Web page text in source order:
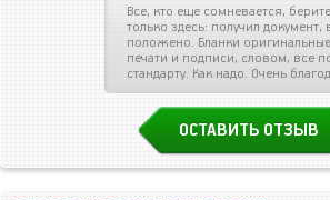
Все, кто еще сомневается,
только здесь: получил документ,
положено. Бланки
печати и подписи, словом, все
стандарту. Как надо. Очень
ОСТАВИТЬ ОТЗЫВ